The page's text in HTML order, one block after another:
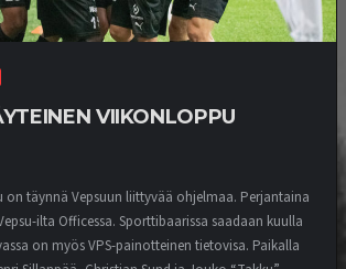
VIIKONLOPPU
on täynnä Vepsuun liittyvää ohjelmaa. Perjantaina
ilta Officessa. Sporttibaarissa saadaan kuulla
on myös VPS-painotteinen tietovisa. Paikalla